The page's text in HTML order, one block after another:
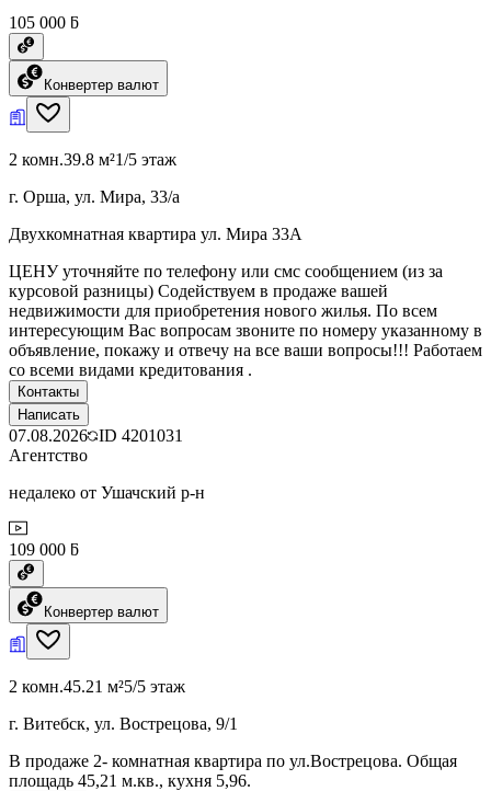
105 000 ƃ
Конвертер валют
2 комн.39.8 м²1/5 этаж
г. Орша, ул. Мира, 33/а
Двухкомнатная квартира ул. Мира 33А
ЦЕНУ уточняйте по телефону или смс сообщением (из за
курсовой разницы) Содействуем в продаже вашей
недвижимости для приобретения нового жилья. По всем
интересующим Вас вопросам звоните по номеру указанному в
объявление, покажу и отвечу на все ваши вопросы!!! Работаем
со всеми видами кредитования .
Контакты
Написать
07.08.2026 ID 4201031
Агентство
недалеко от Ушачский р-н
109 000 ƃ
Конвертер валют
2 комн.45.21 м²5/5 этаж
г. Витебск, ул. Вострецова, 9/1
В продаже 2- комнатная квартира по ул.Вострецова. Общая
площадь 45,21 м.кв., кухня 5,96.